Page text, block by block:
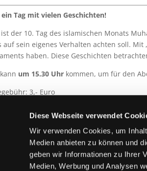
Diese Webseite verwendet
Wir verwenden Cookies, um
Medien anbieten zu können und
geben wir Informationen zu Ihrer
Medien, Werbung und Analysen
ein Tag mit vielen Geschichten!
ist der 10. Tag des islamischen Monats
auf sein eigenes Verhalten achten soll.
haben. Diese Geschichten
um 15.30 Uhr kommen, um für den
3,- Euro
bei Kathrin Neumann
– Tel. 089 537102
teilen teilen